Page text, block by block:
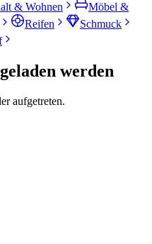
& Wohnen
Möbel &
Reifen
Schmuck
werden
aufgetreten.